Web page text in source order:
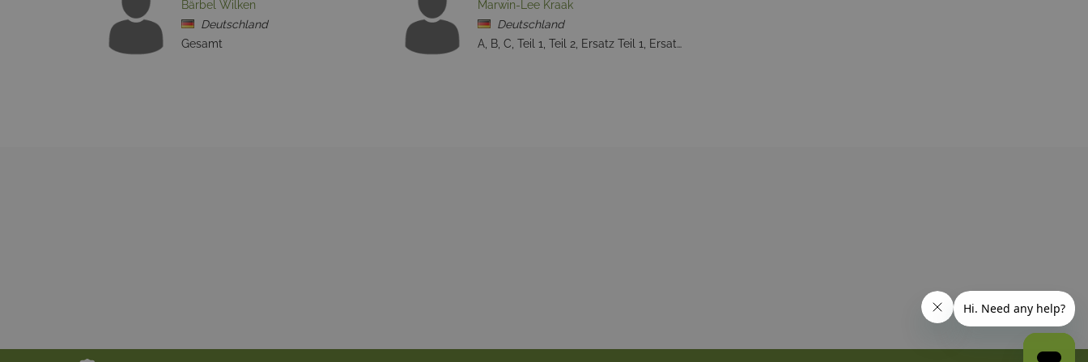
Bärbel Wilken
Deutschland
Gesamt
Marwin-Lee Kraak
Deutschland
A, B, C, Teil 1, Teil 2, Ersatz Teil 1, Ersatz Teil 2